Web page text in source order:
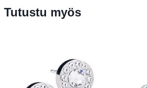
Tutustu myös